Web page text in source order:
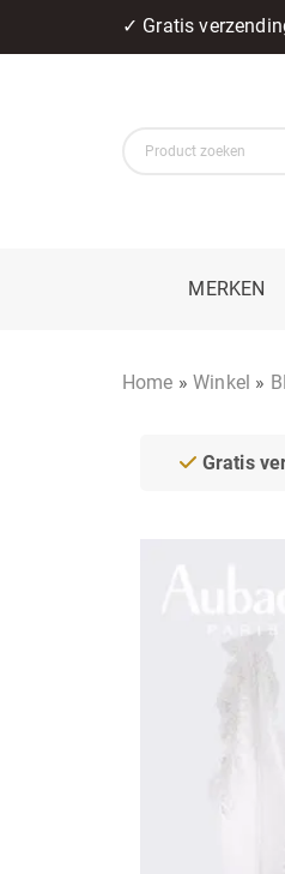
✓ Gratis
MERKEN
Home »Winkel »
Gratis